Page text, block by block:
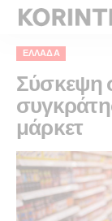
ΕΛΛΆΔΑ
Σύσκεψη
μάρκετ